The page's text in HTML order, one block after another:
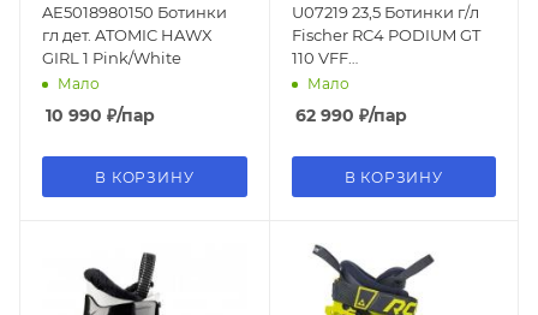
AE5018980150 Ботинки
гл дет. ATOMIC HAWX
GIRL 1 Pink/White
Мало
10 990 ₽/пар
В КОРЗИНУ
U07219 23,5 Ботинки г/л
Fischer RC4 PODIUM GT
110 VFF
DARKBLUE/DARKBLUE
Мало
62 990 ₽/пар
В КОРЗИНУ